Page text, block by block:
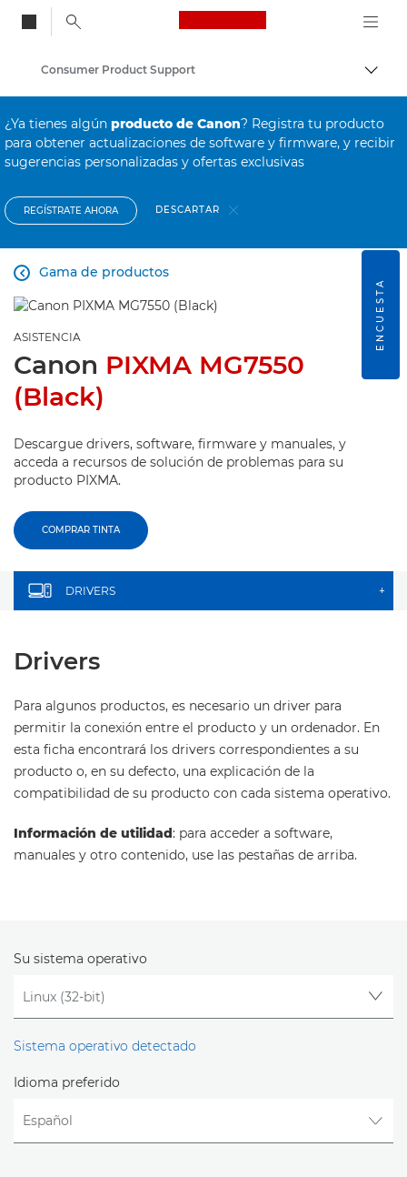
Canon Logo, back
Consumer Product Support
¿Ya tienes algún producto de Canon? Registra tu producto
para obtener actualizaciones de software y firmware, y recibir
sugerencias personalizadas y ofertas exclusivas
REGÍSTRATE AHORA DESCARTAR
Gama de productos

ASISTENCIA
Canon PIXMA MG7550
(Black)
Descargue drivers, software, firmware y manuales, y
acceda a recursos de solución de problemas para su
producto PIXMA.
COMPRAR TINTA
DRIVERS +
Drivers
Para algunos productos, es necesario un driver para
permitir la conexión entre el producto y un ordenador. En
esta ficha encontrará los drivers correspondientes a su
producto o, en su defecto, una explicación de la
compatibilidad de su producto con cada sistema operativo.
Información de utilidad: para acceder a software,
manuales y otro contenido, use las pestañas de arriba.
Su sistema operativo
Sistema operativo detectado
Idioma preferido
ENCUESTA